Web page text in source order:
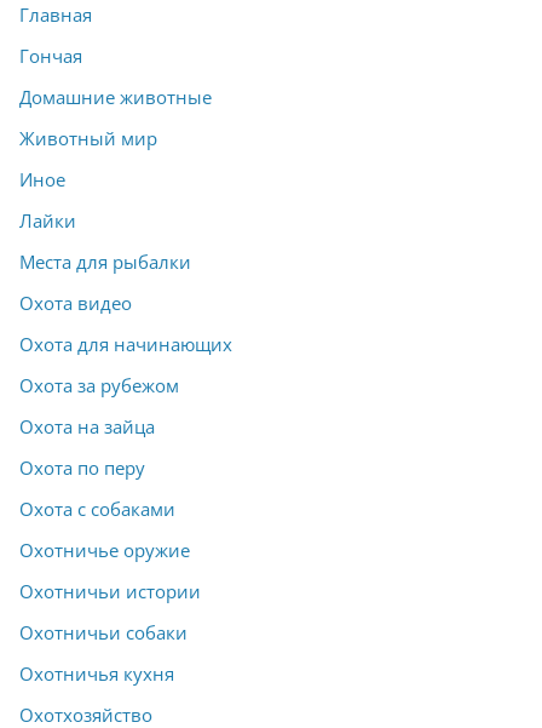
Главная
Гончая
Домашние животные
Животный мир
Иное
Лайки
Места для рыбалки
Охота видео
Охота для начинающих
Охота за рубежом
Охота на зайца
Охота по перу
Охота с собаками
Охотничье оружие
Охотничьи истории
Охотничьи собаки
Охотничья кухня
Охотхозяйство